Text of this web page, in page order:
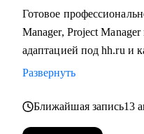
Готовое
Manager, Project
адаптацией под hh.ru и
Развернуть
Ближайшая запись13